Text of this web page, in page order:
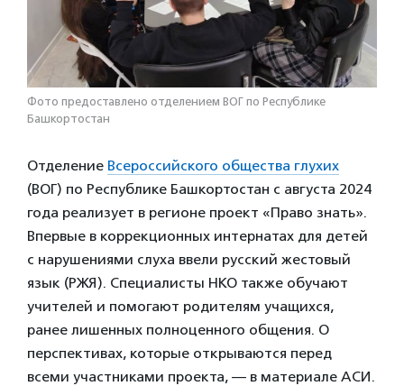
Фото предоставлено отделением ВОГ по Республике
Башкортостан
Отделение Всероссийского общества глухих
(ВОГ) по Республике Башкортостан с августа 2024
года реализует в регионе проект «Право знать».
Впервые в коррекционных интернатах для детей
с нарушениями слуха ввели русский жестовый
язык (РЖЯ). Специалисты НКО также обучают
учителей и помогают родителям учащихся,
ранее лишенных полноценного общения. О
перспективах, которые открываются перед
всеми участниками проекта, — в материале АСИ.